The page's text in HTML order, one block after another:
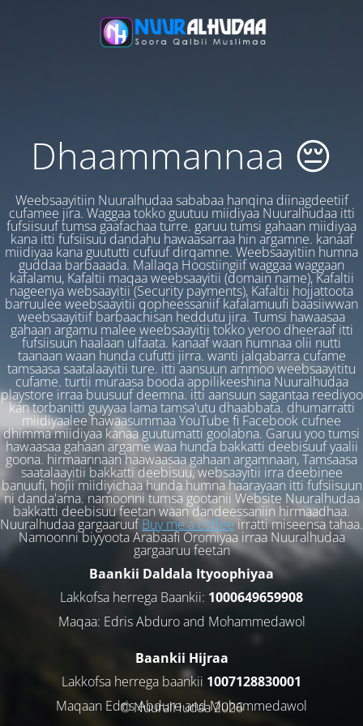
Dhaammannaa 😔
Weebsaayitiin Nuuralhudaa sababaa hanqina diinagdeetiif
cufamee jira. Waggaa tokko guutuu miidiyaa Nuuralhudaa itti
fufsiisuuf tumsa gaafachaa turre. garuu tumsi gahaan miidiyaa
kana itti fufsiisuu dandahu hawaasarraa hin argamne. kanaaf
miidiyaa kana guututti cufuuf dirqamne. Weebsaayitiin humna
guddaa barbaaada. Mallaqa Hoostiingiif waggaa waggaan
kafalamu, Kafaltii maqaa weebsaayitii (domain name), Kafaltii
nageenya websaayitii (Security payments), Kafaltii hojjattoota
barruulee weebsaayitii qopheessaniif kafalamuufi baasiiwwan
weebsaayitiif barbaachisan heddutu jira. Tumsi hawaasaa
gahaan argamu malee weebsaayitii tokko yeroo dheeraaf itti
fufsiisuun haalaan ulfaata. kanaaf waan humnaa olii nutti
taanaan waan hunda cufutti jirra. wanti jalqabarra cufame
tamsaasa saatalaayitii ture. itti aansuun ammoo weebsaayititu
cufame. turtii muraasa booda appilikeeshina Nuuralhudaa
playstore irraa buusuuf deemna. itti aansuun sagantaa reediyoo
kan torbanitti guyyaa lama tamsa'utu dhaabbata. dhumarratti
miidiyaalee hawaasummaa YouTube fi Facebook cufnee
dhimma miidiyaa kanaa guutumatti goolabna. Garuu yoo tumsi
hawaasaa gahaan argame waa hunda bakkatti deebisuuf yaalii
goona. hirmaannaan haawaasaa gahaan argamnaan, Tamsaasa
saatalaayitii bakkatti deebisuu, websaayitii irra deebinee
banuufi, hojii miidiyichaa hunda humna haarayaan itti fufsiisuun
ni danda'ama. namoonni tumsa gootanii Website Nuuralhudaa
bakkatti deebisuu feetan waan dandeessaniin hirmaadhaa.
Nuuralhudaa gargaaruufBuy me a coffeeirratti miseensa tahaa.
Namoonni biyyoota Arabaafi Oromiyaa irraa Nuuralhudaa
gargaaruu feetan
Baankii Daldala Ityoophiyaa
Lakkofsa herrega Baankii: 1000649659908
Maqaa: Edris Abduro and Mohammedawol
Baankii Hijraa
Lakkofsa herrega baankii 1007128830001
Maqaan Edris Abduro and Muhammedawol
© NuuralHudaa 2026